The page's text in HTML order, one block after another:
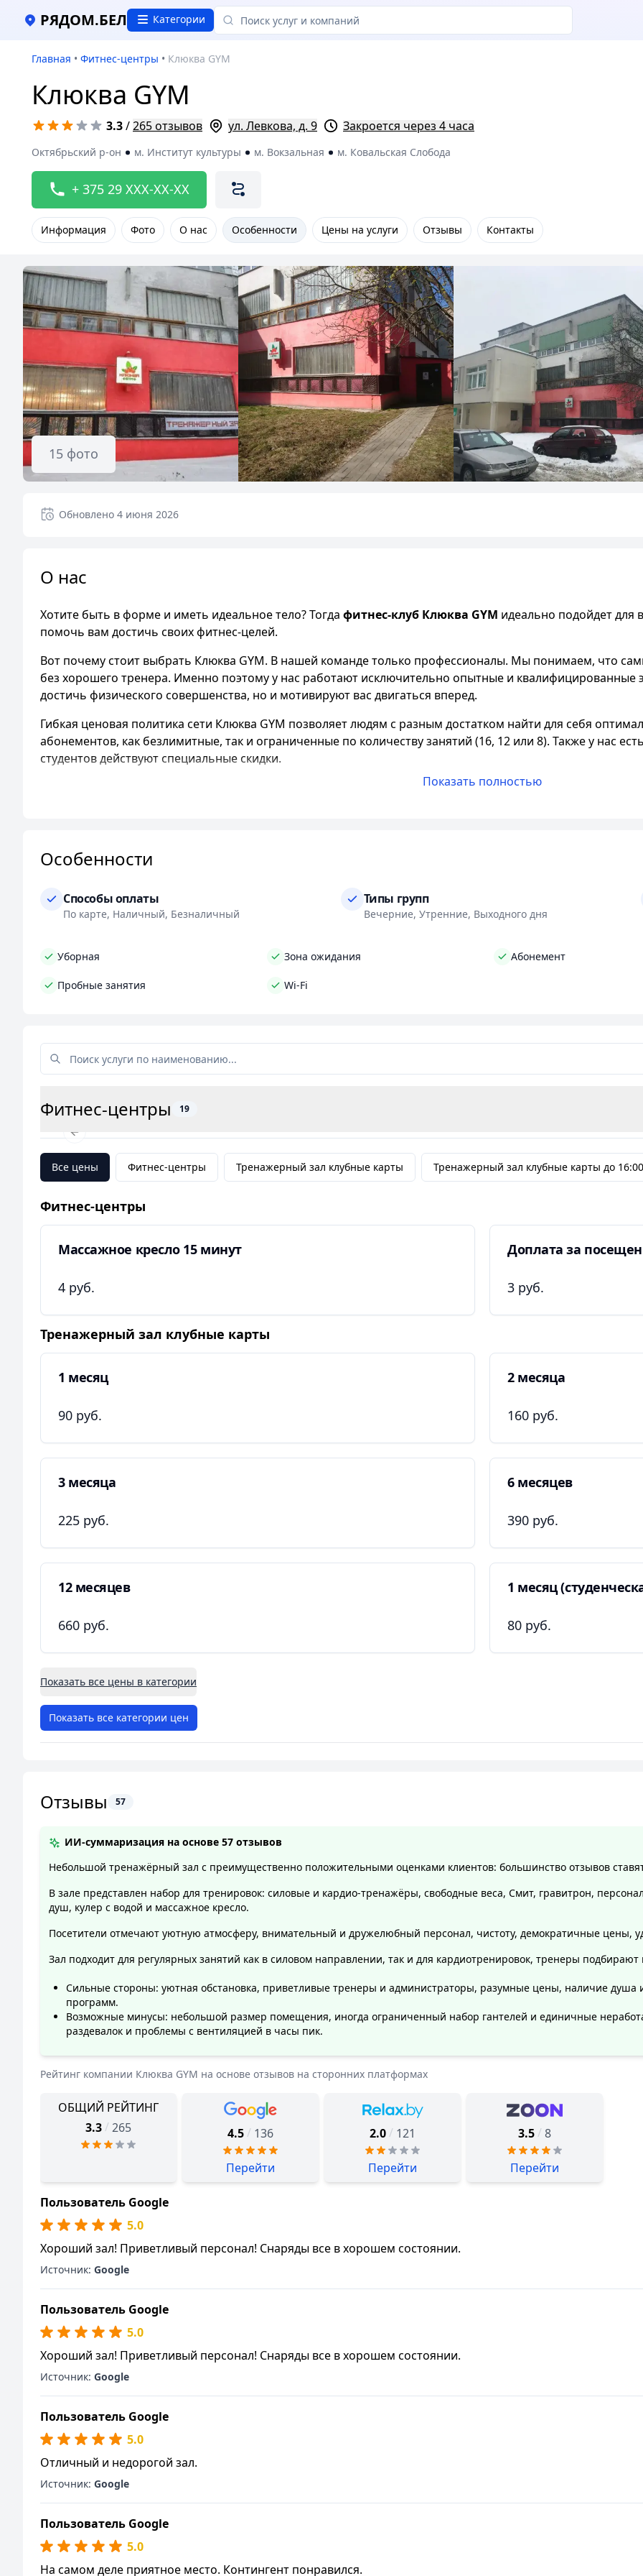
РЯДОМ.БЕЛ Категории
Главная • Фитнес-центры • Клюква GYM
Клюква GYM
3.3/265 отзывов ул. Левкова, д. 9 Закроется через 4 часа
Октябрьский р-он м. Институт культуры м. Вокзальная м. Ковальская Слобода
+ 375 29 XXX-XX-XX
Информация Фото О нас Особенности Цены на услуги Отзывы Контакты
15 фото
Обновлено 4 июня 2026
О нас
Хотите быть в форме и иметь идеальное тело? Тогда фитнес-клуб Клюква GYM идеально подойдет для
помочь вам достичь своих фитнес-целей.
Вот почему стоит выбрать Клюква GYM. В нашей команде только профессионалы. Мы понимаем, что
без хорошего тренера. Именно поэтому у нас работают исключительно опытные и квалифицированные
достичь физического совершенства, но и мотивируют вас двигаться вперед.
Гибкая ценовая политика сети Клюква GYM позволяет людям с разным достатком найти для себя
абонементов, как безлимитные, так и ограниченные по количеству занятий (16, 12 или 8). Также у нас
студентов действуют специальные скидки.
Мы также гордимся нашим оборудованием. В наших залах вы найдете только качественные тренажеры
придаем значение деталям, чтобы вы чувствовали себя комфортно - у нас есть просторные
сервис ориентирован на то, чтобы вы уходили из зала с улыбкой на лице. Наш персонал всегда
Кроме фитнеса,Клюква GYM
предлагает и другие услуги. В нашем клубе вы можете выбрать одно из
Body, Pilates, Palango, TRX и Stretching. Мы также предлагаем бесплатную консультацию по режиму дня
чтобы ваше посещение нашего клуба было максимально комфортным.
Показать полностью
Особенности
Способы оплаты
По карте, Наличный, Безналичный
Типы групп
Вечерние, Утренние, Выходного дня
Уборная Зона ожидания Абонемент
Пробные занятия Wi-Fi
Фитнес-центры 19
Previous slide
Все цены Фитнес-центры Тренажерный зал клубные карты Тренажерный зал клубные карты до 16:00
Фитнес-центры
Массажное кресло 15 минут
4 руб.
Доплата за
3 руб.
Тренажерный зал клубные карты
1 месяц
90 руб.
2 месяца
160 руб.
3 месяца
225 руб.
6 месяцев
390 руб.
12 месяцев
660 руб.
1 месяц
80 руб.
Показать все цены в категории
Показать все категории цен
Отзывы 57
ИИ-суммаризация на основе 57 отзывов
Небольшой тренажёрный зал с преимущественно положительными оценками клиентов: большинство отзывов
В зале представлен набор для тренировок: силовые и кардио-тренажёры, свободные веса, Смит, гравитрон,
душ, кулер с водой и массажное кресло.
Посетители отмечают уютную атмосферу, внимательный и дружелюбный персонал, чистоту, демократичные цены,
Зал подходит для регулярных занятий как в силовом направлении, так и для кардиотренировок, тренеры
Сильные стороны: уютная обстановка, приветливые тренеры и администраторы, разумные цены, наличие душа
программ.
Возможные минусы: небольшой размер помещения, иногда ограниченный набор гантелей и единичные
раздевалок и проблемы с вентиляцией в часы пик.
Рейтинг компании Клюква GYM на основе отзывов на сторонних платформах
ОБЩИЙ РЕЙТИНГ
3.3 / 265 4.5 / 136
Перейти
2.0 / 121
Перейти
3.5 / 8
Перейти
Пользователь Google
5.0
Хороший зал! Приветливый персонал! Снаряды все в хорошем состоянии.
Источник: Google
Пользователь Google
5.0
Хороший зал! Приветливый персонал! Снаряды все в хорошем состоянии.
Источник: Google
Пользователь Google
5.0
Отличный и недорогой зал.
Источник: Google
Пользователь Google
5.0
На самом деле приятное место. Контингент понравился.